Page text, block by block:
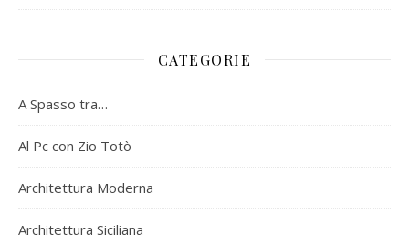
CATEGORIE
A Spasso tra…
Al Pc con Zio Totò
Architettura Moderna
Architettura Siciliana